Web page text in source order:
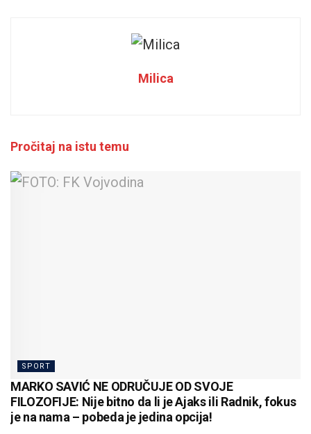
Milica
Pročitaj na istu temu
SPORT
MARKO SAVIĆ NE ODRUČUJE OD SVOJE
FILOZOFIJE: Nije bitno da li je Ajaks ili Radnik, fokus
je na nama – pobeda je jedina opcija!